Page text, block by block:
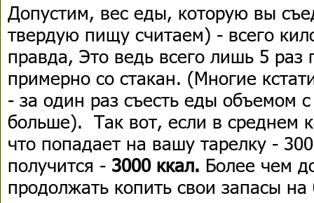
Допустим, вес еды, которую вы
твердую пищу считаем) - всего
правда, Это ведь всего лишь 5 раз
примерно со стакан. (Многие
- за один раз съесть еды объемом
больше). Так вот, если в среднем
что попадает на вашу тарелку -
получится - 3000 ккал. Более чем
продолжать копить свои запасы на